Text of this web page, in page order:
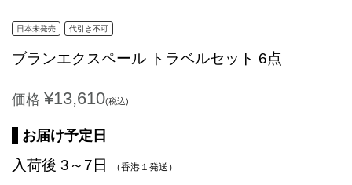
日本未発売 代引き不可
ブランエクスペール トラベルセット 6点
価格 ¥13,610(税込)
お届け予定日
入荷後 3～7日 （香港１発送）